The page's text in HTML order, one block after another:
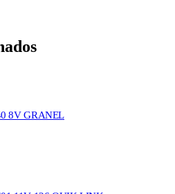
8V GRANEL